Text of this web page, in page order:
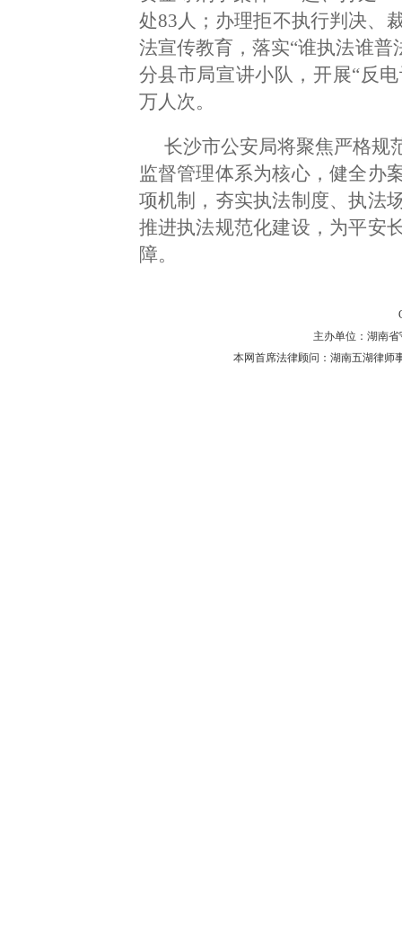
处83人；办理拒不执行判决、
法宣传教育，落实“谁执法谁普
分县市局宣讲小队，开展“反
万人次。
长沙市公安局将聚焦严格规
监督管理体系为核心，健全办
项机制，夯实执法制度、执法
推进执法规范化建设，为平安
障。
主办单位：湖南省
本网首席法律顾问：湖南五湖律师